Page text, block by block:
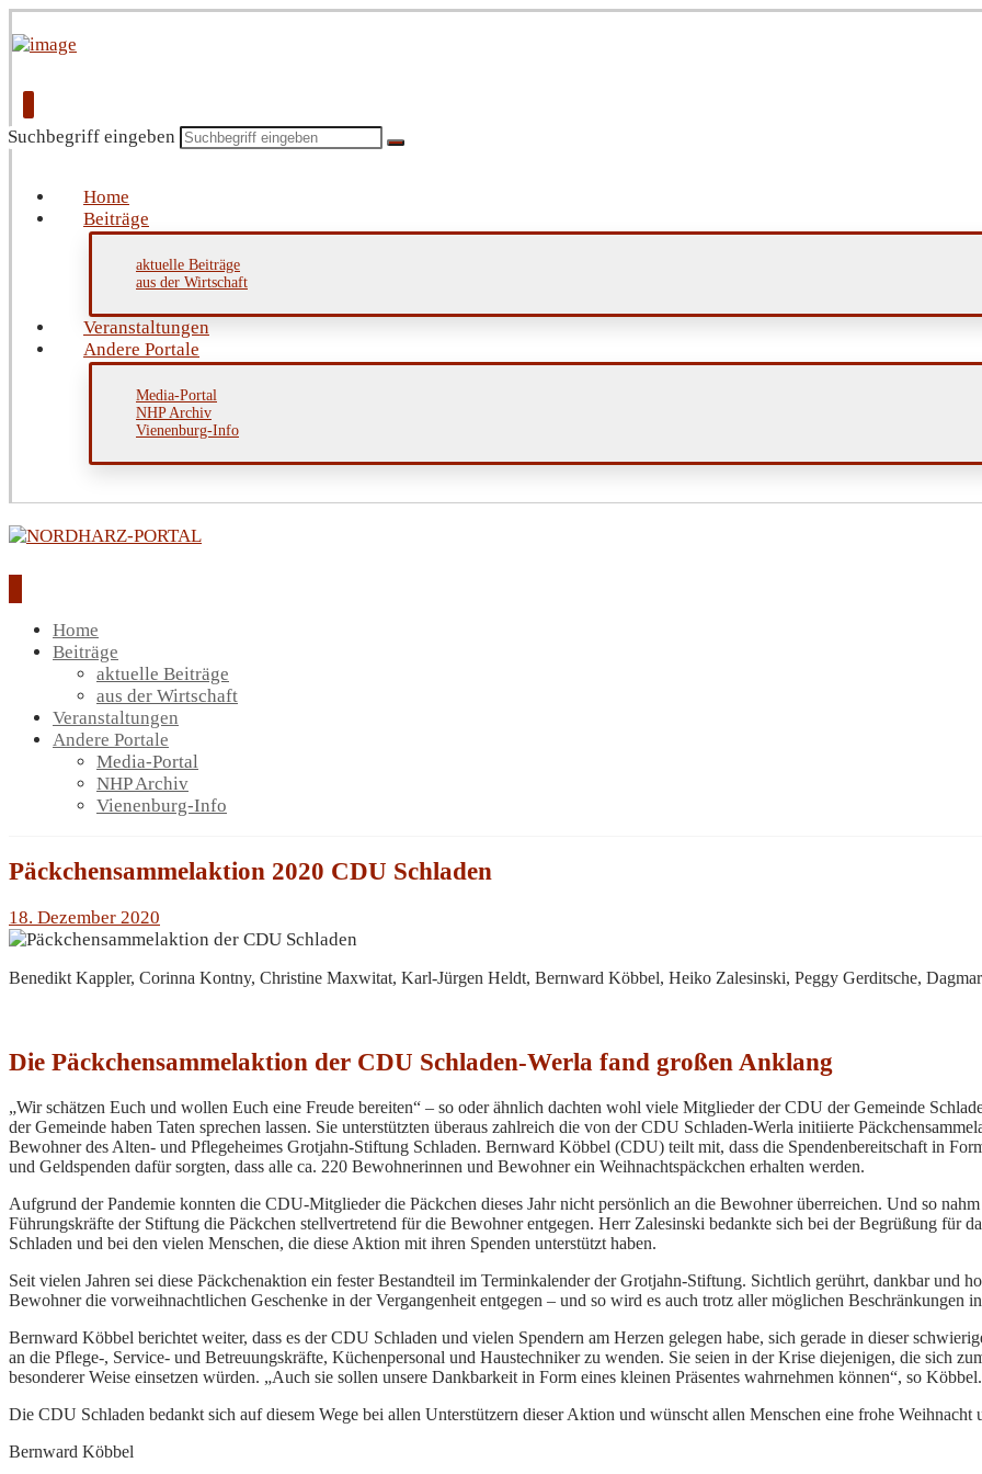
Suchbegriff eingeben
Home
Beiträge
aktuelle Beiträge
aus der Wirtschaft
Veranstaltungen
Andere Portale
Media-Portal
NHP Archiv
Vienenburg-Info
Home
Beiträge
aktuelle Beiträge
aus der Wirtschaft
Veranstaltungen
Andere Portale
Media-Portal
NHP Archiv
Vienenburg-Info
Päckchensammelaktion 2020 CDU Schladen
18. Dezember 2020
Benedikt Kappler, Corinna Kontny, Christine Maxwitat, Karl-Jürgen Heldt, Bernward Köbbel, Heiko Zalesinski, Peggy Gerditsche, Dagmar
Die Päckchensammelaktion der CDU Schladen-Werla fand großen Anklang
„Wir schätzen Euch und wollen Euch eine Freude bereiten“ – so oder ähnlich dachten wohl viele Mitglieder der CDU der Gemeinde
der Gemeinde haben Taten sprechen lassen. Sie unterstützten überaus zahlreich die von der CDU Schladen-Werla initiierte
Bewohner des Alten- und Pflegeheimes Grotjahn-Stiftung Schladen. Bernward Köbbel (CDU) teilt mit, dass die Spendenbereitschaft in
und Geldspenden dafür sorgten, dass alle ca. 220 Bewohnerinnen und Bewohner ein Weihnachtspäckchen erhalten werden.
Aufgrund der Pandemie konnten die CDU-Mitglieder die Päckchen dieses Jahr nicht persönlich an die Bewohner überreichen. Und so
Führungskräfte der Stiftung die Päckchen stellvertretend für die Bewohner entgegen. Herr Zalesinski bedankte sich bei der Begrüßung für
Schladen und bei den vielen Menschen, die diese Aktion mit ihren Spenden unterstützt haben.
Seit vielen Jahren sei diese Päckchenaktion ein fester Bestandteil im Terminkalender der Grotjahn-Stiftung. Sichtlich gerührt, dankbar und
Bewohner die vorweihnachtlichen Geschenke in der Vergangenheit entgegen – und so wird es auch trotz aller möglichen Beschränkungen
Bernward Köbbel berichtet weiter, dass es der CDU Schladen und vielen Spendern am Herzen gelegen habe, sich gerade in dieser
an die Pflege-, Service- und Betreuungskräfte, Küchenpersonal und Haustechniker zu wenden. Sie seien in der Krise diejenigen, die sich
besonderer Weise einsetzen würden. „Auch sie sollen unsere Dankbarkeit in Form eines kleinen Präsentes wahrnehmen können“, so Köbbel.
Die CDU Schladen bedankt sich auf diesem Wege bei allen Unterstützern dieser Aktion und wünscht allen Menschen eine frohe Weihnacht
Bernward Köbbel